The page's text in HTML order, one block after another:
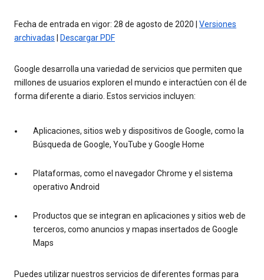
Fecha de entrada en vigor: 28 de agosto de 2020 | Versiones
archivadas
Descargar PDF
Google desarrolla una variedad de servicios que permiten que
millones de usuarios exploren el mundo e interactúen con él de
forma diferente a diario. Estos servicios incluyen:
Aplicaciones, sitios web y dispositivos de Google, como la
Búsqueda de Google, YouTube y Google Home
Plataformas, como el navegador Chrome y el sistema
operativo Android
Productos que se integran en aplicaciones y sitios web de
terceros, como anuncios y mapas insertados de Google
Maps
Puedes utilizar nuestros servicios de diferentes formas para